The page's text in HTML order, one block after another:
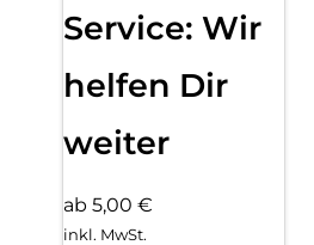
Service: Wir
helfen Dir
weiter
ab 5,00 €
inkl. MwSt.